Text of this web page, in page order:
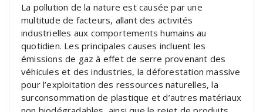
La pollution de la nature est causée par une
multitude de facteurs, allant des activités
industrielles aux comportements humains au
quotidien. Les principales causes incluent les
émissions de gaz à effet de serre provenant des
véhicules et des industries, la déforestation massive
pour l’exploitation des ressources naturelles, la
surconsommation de plastique et d’autres matériaux